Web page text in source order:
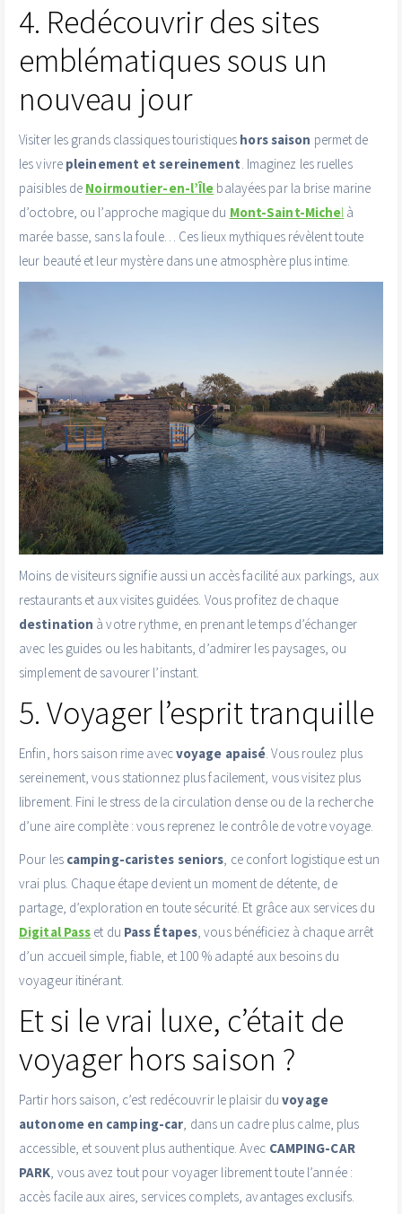
4. Redécouvrir des sites
emblématiques sous un
nouveau jour
Visiter les grands classiques touristiques hors saison permet de
les vivre pleinement et sereinement. Imaginez les ruelles
paisibles de Noirmoutier-en-l’Île balayées par la brise marine
d’octobre, ou l’approche magique du Mont-Saint-Michel à
marée basse, sans la foule… Ces lieux mythiques révèlent toute
leur beauté et leur mystère dans une atmosphère plus intime.
Moins de visiteurs signifie aussi un accès facilité aux parkings, aux
restaurants et aux visites guidées. Vous profitez de chaque
destination à votre rythme, en prenant le temps d’échanger
avec les guides ou les habitants, d’admirer les paysages, ou
simplement de savourer l’instant.
5. Voyager l’esprit tranquille
Enfin, hors saison rime avecvoyage apaisé. Vous roulez plus
sereinement, vous stationnez plus facilement, vous visitez plus
librement. Fini le stress de la circulation dense ou de la recherche
d’une aire complète : vous reprenez le contrôle de votre voyage.
Pour les camping-caristes seniors, ce confort logistique est un
vrai plus. Chaque étape devient un moment de détente, de
partage, d’exploration en toute sécurité. Et grâce aux services du
Digital Pass et du Pass Étapes, vous bénéficiez à chaque arrêt
d’un accueil simple, fiable, et 100 % adapté aux besoins du
voyageur itinérant.
Et si le vrai luxe, c’était de
voyager hors saison ?
Partir hors saison, c’est redécouvrir le plaisir duvoyage
autonome en camping-car, dans un cadre plus calme, plus
accessible, et souvent plus authentique. Avec CAMPING-CAR
PARK, vous avez tout pour voyager librement toute l’année :
accès facile aux aires, services complets, avantages exclusifs.